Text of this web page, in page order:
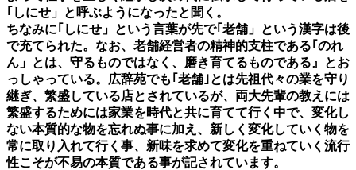
｢しにせ」と呼ぶようになったと聞く。
ちなみに｢しにせ」という言葉が先で｢老舗」という漢字は後
で充てられた。なお、老舗経営者の精神的支柱である｢のれ
ん」とは、守るものではなく、磨き育てるものである』とお
っしゃっている。広辞苑でも｢老舗｣とは先祖代々の業を守り
継ぎ、繁盛している店とされているが、両大先輩の教えには
繁盛するためには家業を時代と共に育てて行く中で、変化し
ない本質的な物を忘れぬ事に加え、新しく変化していく物を
常に取り入れて行く事、新味を求めて変化を重ねていく流行
性こそが不易の本質である事が記されています。